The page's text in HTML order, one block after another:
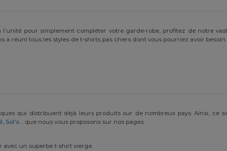
pour simplement compléter votre garde-robe, profitez de notre
réuni tous les styles de t-shirts pas chers dont vous pourriez avoir besoin.
qui distribuent déjà leurs produits sur de nombreux pays. Ainsi, ce
Sol's … que nous vous proposons sur nos pages.
avec un superbe t-shirt vierge.